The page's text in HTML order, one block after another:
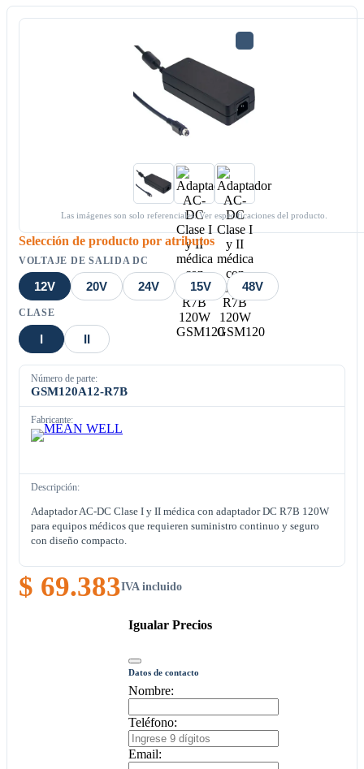
Las imágenes son solo referenciales. Ver especificaciones del producto.
Selección de producto por atributos
VOLTAJE DE SALIDA DC
12V 20V 24V 15V 48V
CLASE
I II
Número de parte:
GSM120A12-R7B
Fabricante:
Descripción:
Adaptador AC-DC Clase I y II médica con adaptador DC R7B 120W
para equipos médicos que requieren suministro continuo y seguro
con diseño compacto.
$ 69.383IVA incluido
Igualar Precios
Datos de contacto
Nombre:
Teléfono:
Email: